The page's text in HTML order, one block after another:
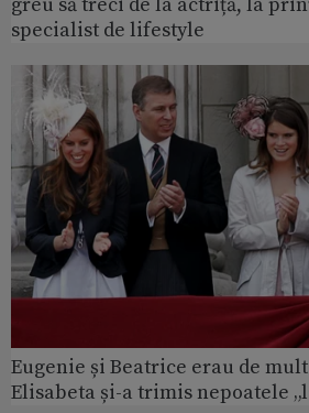
specialist de lifestyle
Eugenie și Beatrice erau de mult
Elisabeta și-a trimis nepoatele